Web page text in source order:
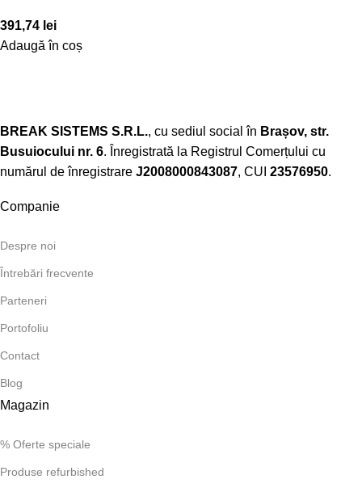
391,74 lei
Adaugă în coș
BREAK SISTEMS S.R.L., cu sediul social în Brașov, str.
Busuiocului nr. 6. Înregistrată la Registrul Comerțului cu
numărul de înregistrare J2008000843087, CUI 23576950.​
Companie
Despre noi
Întrebări frecvente
Parteneri
Portofoliu
Contact
Blog
Magazin
% Oferte speciale
Produse refurbished